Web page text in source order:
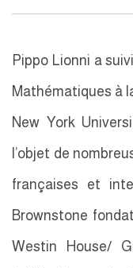
Pippo Lionni a
Mathématiques à
New York
l’objet de
françaises et
Brownstone
Westin House/